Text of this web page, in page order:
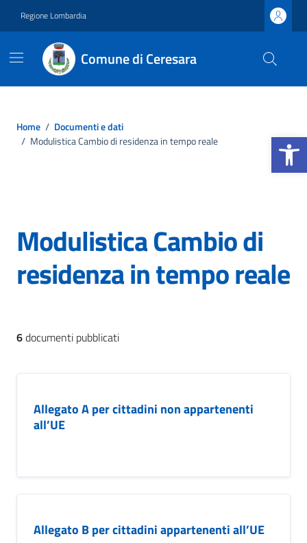
Apri la
Regione Lombardia
Comune di Ceresara
Home / Documenti e dati
/ Modulistica Cambio di residenza in tempo reale
Modulistica Cambio di
residenza in tempo reale
6documenti pubblicati
Allegato A per cittadini non appartenenti
all’UE
Allegato B per cittadini appartenenti all’UE